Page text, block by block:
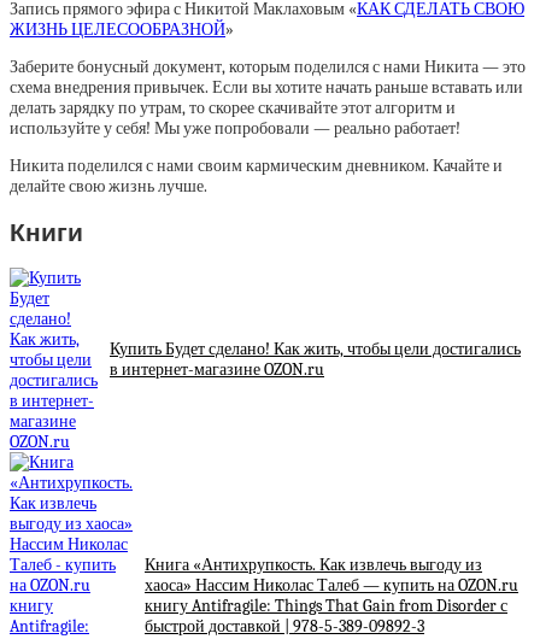
Запись прямого эфира с Никитой Маклаховым «КАК СДЕЛАТЬ СВОЮ
ЖИЗНЬ ЦЕЛЕСООБРАЗНОЙ»
Заберите бонусный документ, которым поделился с нами Никита — это
схема внедрения привычек. Если вы хотите начать раньше вставать или
делать зарядку по утрам, то скорее скачивайте этот алгоритм и
используйте у себя! Мы уже попробовали — реально работает!
Никита поделился с нами своим кармическим дневником. Качайте и
делайте свою жизнь лучше.
Книги
Купить Будет сделано! Как жить, чтобы цели достигались
в интернет-магазине OZON.ru
Книга «Антихрупкость. Как извлечь выгоду из
хаоса» Нассим Николас Талеб — купить на OZON.ru
книгу Antifragile: Things That Gain from Disorder с
быстрой доставкой | 978-5-389-09892-3